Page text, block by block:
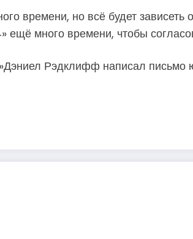
времени, но всё будет зависеть
ещё много времени, чтобы
Рэдклифф написал письмо